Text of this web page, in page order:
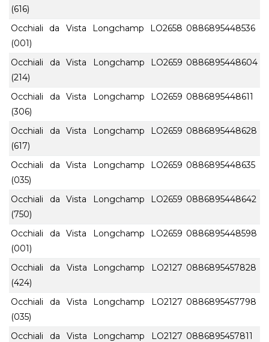
(616)
Occhiali da Vista Longchamp LO2658
(001)
0886895448536
Occhiali da Vista Longchamp LO2659
(214)
0886895448604
Occhiali da Vista Longchamp LO2659
(306)
0886895448611
Occhiali da Vista Longchamp LO2659
(617)
0886895448628
Occhiali da Vista Longchamp LO2659
(035)
0886895448635
Occhiali da Vista Longchamp LO2659
(750)
0886895448642
Occhiali da Vista Longchamp LO2659
(001)
0886895448598
Occhiali da Vista Longchamp LO2127
(424)
0886895457828
Occhiali da Vista Longchamp LO2127
(035)
0886895457798
Occhiali da Vista Longchamp LO2127 0886895457811